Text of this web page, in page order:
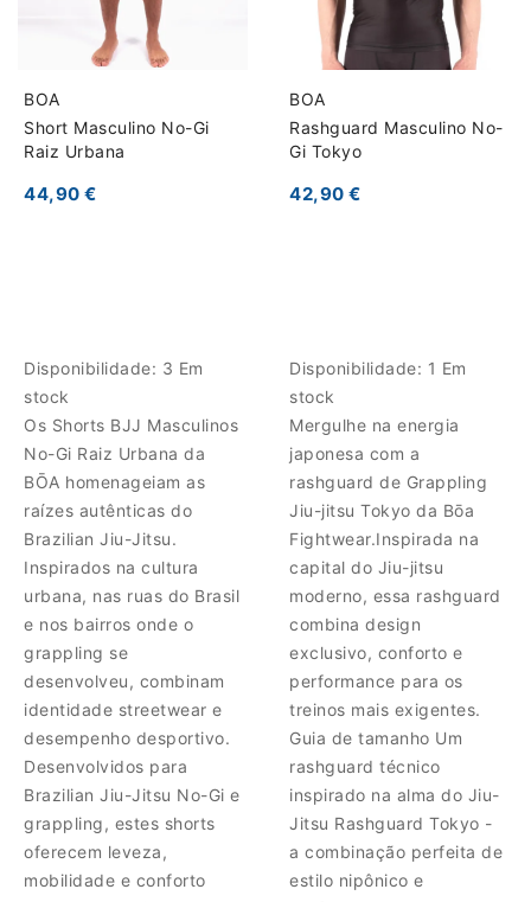
BOA
Short Masculino No-Gi
Raiz Urbana
44,90 €
Disponibilidade: 3 Em
stock
Os Shorts BJJ Masculinos
No-Gi Raiz Urbana da
BŌA homenageiam as
raízes autênticas do
Brazilian Jiu-Jitsu.
Inspirados na cultura
urbana, nas ruas do Brasil
e nos bairros onde o
grappling se
desenvolveu, combinam
identidade streetwear e
desempenho desportivo.
Desenvolvidos para
Brazilian Jiu-Jitsu No-Gi e
grappling, estes shorts
oferecem leveza,
mobilidade e conforto
BOA
Rashguard Masculino No-
Gi Tokyo
42,90 €
Disponibilidade: 1 Em
stock
Mergulhe na energia
japonesa com a
rashguard de Grappling
Jiu-jitsu Tokyo da Bōa
Fightwear.Inspirada na
capital do Jiu-jitsu
moderno, essa rashguard
combina design
exclusivo, conforto e
performance para os
treinos mais exigentes.
Guia de tamanho Um
rashguard técnico
inspirado na alma do Jiu-
Jitsu Rashguard Tokyo -
a combinação perfeita de
estilo nipônico e